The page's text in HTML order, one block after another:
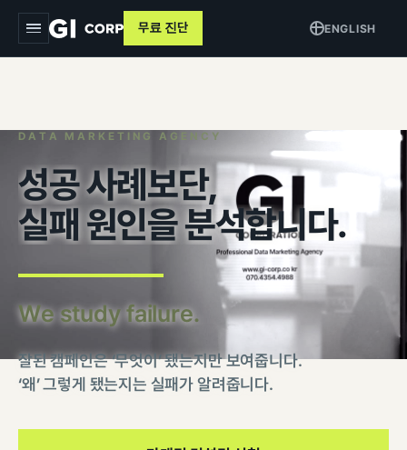
서비스
트래킹 & 애널리틱스
데이터 파이프라인
퍼포먼스 광고
검색최적화 (SEO · GEO)
AI 마케팅 시스템
목적별
커머스 매출 증대
측정 정비
교육
사례
인사이트
GI-Agent ↗
ENGLISH
무료 진단
DATA MARKETING AGENCY
성공 사례보단,
실패 원인을 분석합니다.
We study failure.
잘된 캠페인은 ‘무엇이’ 됐는지만 보여줍니다.
‘왜’ 그렇게 됐는지는 실패가 알려줍니다.